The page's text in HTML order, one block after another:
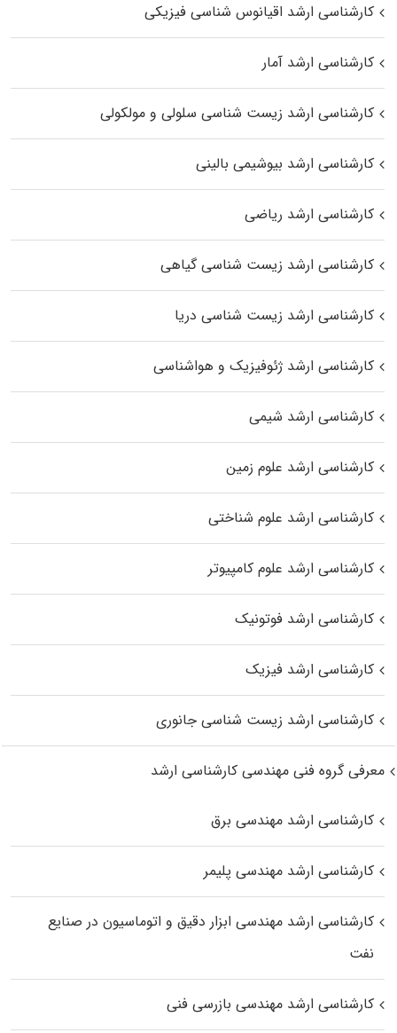
کارشناسی ارشد اقیانوس‌ شناسی فیزیکی
کارشناسی ارشد آمار
کارشناسی ارشد زیست شناسی سلولی و مولکولی
کارشناسی ارشد بیوشیمی بالینی
کارشناسی ارشد ریاضی
کارشناسی ارشد زیست‌ شناسی گیاهی
کارشناسی ارشد زیست‌ شناسی دریا
کارشناسی ارشد ژئوفیزیک و هواشناسی
کارشناسی ارشد شیمی
کارشناسی ارشد علوم زمین
کارشناسی ارشد علوم شناختی
کارشناسی ارشد علوم کامپیوتر
کارشناسی ارشد فوتونیک
کارشناسی ارشد فیزیک
کارشناسی ارشد زیست‌ شناسی جانوری
معرفی گروه فنی مهندسی کارشناسی ارشد
کارشناسی ارشد مهندسی برق
کارشناسی ارشد مهندسی پلیمر
کارشناسی ارشد مهندسی ابزار دقیق و اتوماسیون در صنایع
نفت
کارشناسی ارشد مهندسی بازرسی فنی